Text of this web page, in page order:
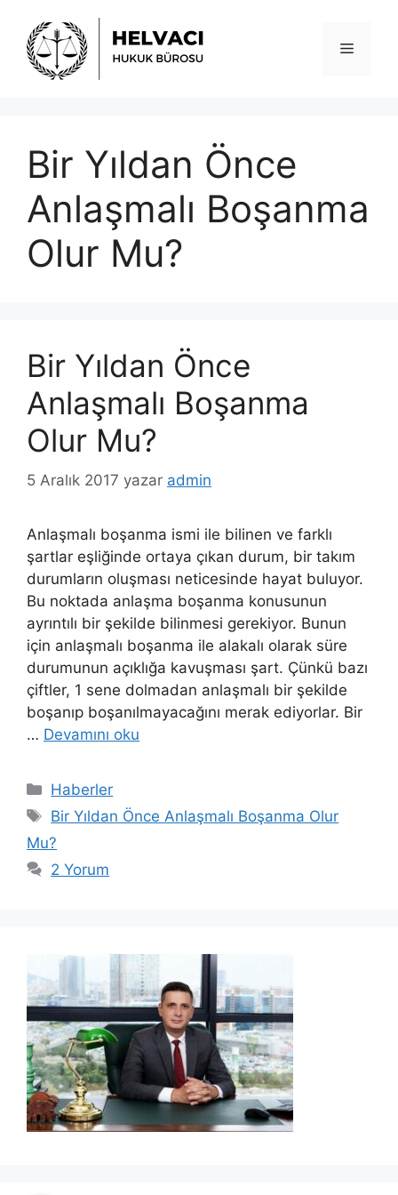
Menü
Bir Yıldan Önce
Anlaşmalı Boşanma
Olur Mu?
Bir Yıldan Önce
Anlaşmalı Boşanma
Olur Mu?
5 Aralık 2017 yazar admin
Anlaşmalı boşanma ismi ile bilinen ve farklı
şartlar eşliğinde ortaya çıkan durum, bir takım
durumların oluşması neticesinde hayat buluyor.
Bu noktada anlaşma boşanma konusunun
ayrıntılı bir şekilde bilinmesi gerekiyor. Bunun
için anlaşmalı boşanma ile alakalı olarak süre
durumunun açıklığa kavuşması şart. Çünkü bazı
çiftler, 1 sene dolmadan anlaşmalı bir şekilde
boşanıp boşanılmayacağını merak ediyorlar. Bir
… Devamını oku
Kategoriler
Haberler
Etiketler
Bir Yıldan Önce Anlaşmalı Boşanma Olur
Mu?
2 Yorum